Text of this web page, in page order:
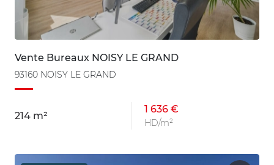
Vente Bureaux NOISY LE GRAND
93160 NOISY LE GRAND
214 m²
1 636 €
HD/m²